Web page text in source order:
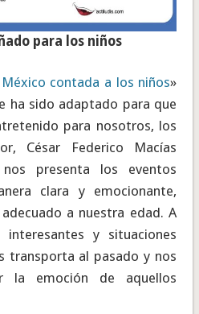
para los niños
contada a los niños»
ha sido adaptado para que
para nosotros, los
César Federico Macías
presenta los eventos
clara y emocionante,
a nuestra edad. A
y situaciones
transporta al pasado y nos
la emoción de aquellos